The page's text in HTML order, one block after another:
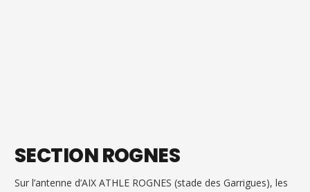
SECTION ROGNES
Sur l’antenne d’AIX ATHLE ROGNES (stade des Garrigues), les